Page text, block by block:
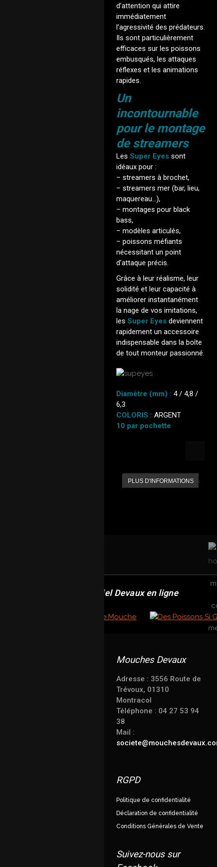
d’attention qui attire
immédiatement
l’agressivité des prédateurs.
Ils sont particulièrement
efficaces sur les poissons
embusqués, les attaques
réflexes et les animations
rapides.
Un
incontournable
pour le montage
de streamers
Les Super Eyes sont
idéaux pour :
– streamers à brochet,
– streamers mer (bar, lieu,
maquereau…),
– montages pour black
bass,
– modèles articulés,
– poissons méfiants
nécessitant un point
d’attaque précis.
Grâce à leur réalisme, leur
solidité et leur capacité à
améliorer instantanément
la nage de vos imitations,
les Super Eyes deviennent
rapidement un accessoire
indispensable dans la boîte
de tout monteur passionné.
Diamètre (mm) : 4 / 4,8 /
6,3
COLORIS : ARGENT
10 par pochette
PLUS D'INFORMATIONS
Revendeur officiel Devaux en ligne
Mouches Devaux
Adresse : 3556 Route de
Trévoux, 01310
Montracol
Téléphone : 04 27 53 94
38
Mail :
RGPD
Politique de confidentialité
Déclaration de confidentialité
Conditions Générales de Vente
Suivez-nous sur